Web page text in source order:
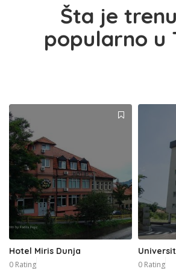
Šta je
popularno u
Hotel Miris Dunja
0 Rating 0 Rating